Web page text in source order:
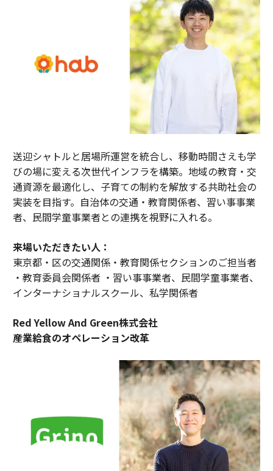
送迎シャトルと居場所運営を統合し、移動時間さえも学
びの場に変える次世代インフラを構築。地域の教育・交
通資源を最適化し、子育ての制約を解放する共助社会の
実装を目指す。自治体の交通・教育関係者、習い事事業
者、民間学童事業者との連携を視野に入れる。
来場いただきたい人：
東京都・区の交通関係・教育関係セクションのご担当者
・教育委員会関係者 ・習い事事業者、民間学童事業者、
インターナショナルスクール、私学関係者
Red Yellow And Green株式会社
産業給食のオペレーション改革